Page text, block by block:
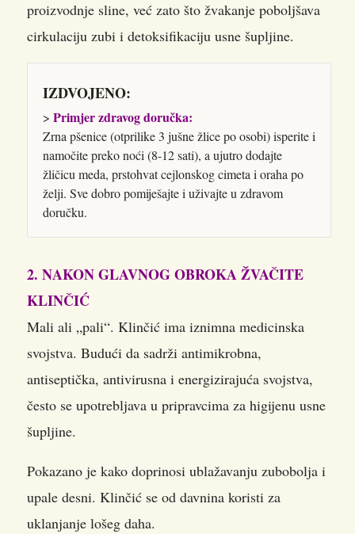
proizvodnje sline, već zato što žvakanje poboljšava
cirkulaciju zubi i detoksifikaciju usne šupljine.
IZDVOJENO:
> Primjer zdravog doručka:
Zrna pšenice (otprilike 3 jušne žlice po osobi) isperite i
namočite preko noći (8-12 sati), a ujutro dodajte
žličicu meda, prstohvat cejlonskog cimeta i oraha po
želji. Sve dobro pomiješajte i uživajte u zdravom
doručku.
2. NAKON GLAVNOG OBROKA ŽVAČITE
KLINČIĆ
Mali ali „pali“. Klinčić ima iznimna medicinska
svojstva. Budući da sadrži antimikrobna,
antiseptička, antivirusna i energizirajuća svojstva,
često se upotrebljava u pripravcima za higijenu usne
šupljine.
Pokazano je kako doprinosi ublažavanju zubobolja i
upale desni. Klinčić se od davnina koristi za
uklanjanje lošeg daha.